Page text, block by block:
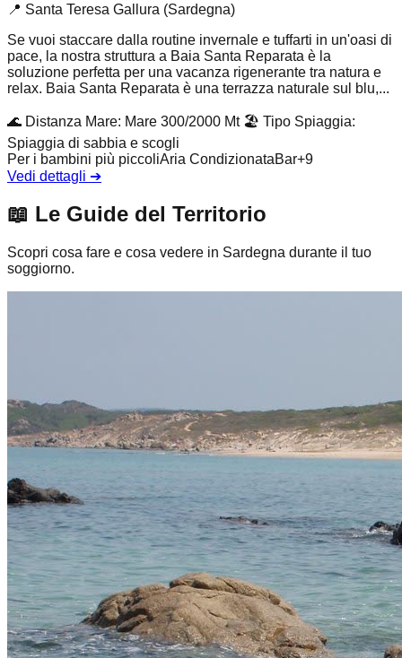
📍 Santa Teresa Gallura (Sardegna)
Se vuoi staccare dalla routine invernale e tuffarti in un'oasi di
pace, la nostra struttura a Baia Santa Reparata è la
soluzione perfetta per una vacanza rigenerante tra natura e
relax. Baia Santa Reparata è una terrazza naturale sul blu,...
🌊 Distanza Mare: Mare 300/2000 Mt 🏖️ Tipo Spiaggia:
Spiaggia di sabbia e scogli
Per i bambini più piccoliAria CondizionataBar+9
Vedi dettagli ➔
📖 Le Guide del Territorio
Scopri cosa fare e cosa vedere in Sardegna durante il tuo
soggiorno.